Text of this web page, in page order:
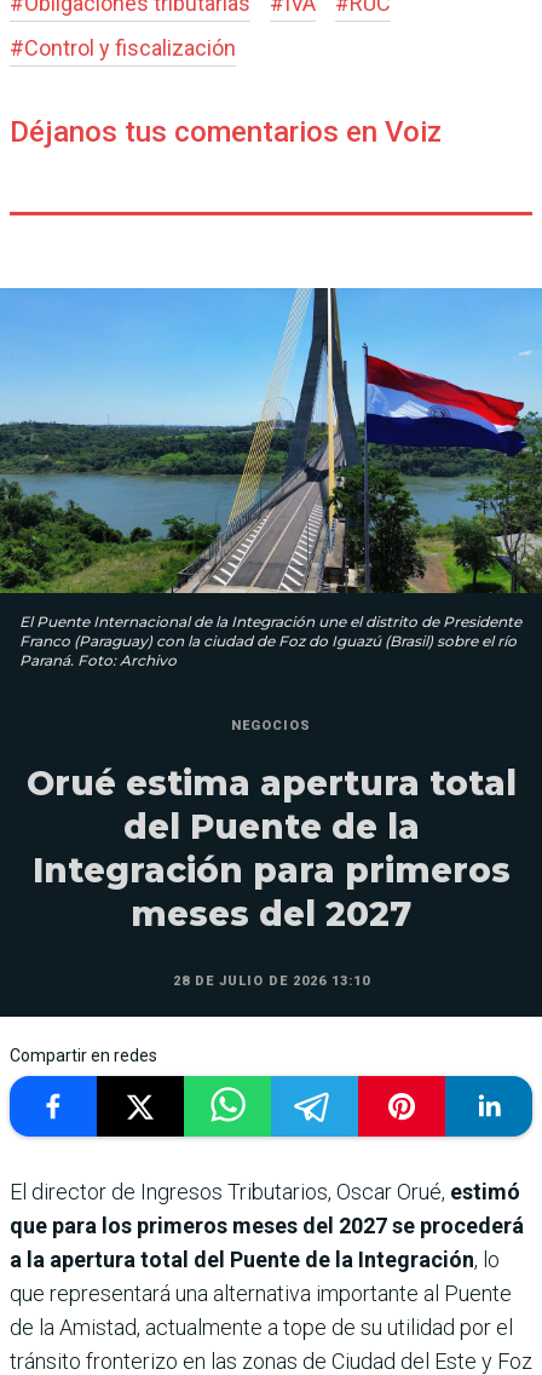
#Control y fiscalización
Déjanos tus comentarios en Voiz
El Puente Internacional de la Integración une el distrito de Presidente
Franco (Paraguay) con la ciudad de Foz do Iguazú (Brasil) sobre el río
Paraná. Foto: Archivo
NEGOCIOS
Orué estima apertura total
del Puente de la
Integración para primeros
meses del 2027
28 DE JULIO DE 2026 13:10
Compartir en redes
El director de Ingresos Tributarios, Oscar Orué, estimó
que para los primeros meses del 2027 se procederá
a la apertura total del Puente de la Integración, lo
que representará una alternativa importante al Puente
de la Amistad, actualmente a tope de su utilidad por el
tránsito fronterizo en las zonas de Ciudad del Este y Foz